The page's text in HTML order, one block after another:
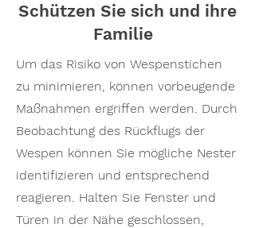
Schützen Sie sich und ihre
Familie
Um das Risiko von Wespenstichen
zu minimieren, können vorbeugende
Maßnahmen ergriffen werden. Durch
Beobachtung des Rückflugs der
Wespen können Sie mögliche Nester
identifizieren und entsprechend
reagieren. Halten Sie Fenster und
Türen in der Nähe geschlossen,